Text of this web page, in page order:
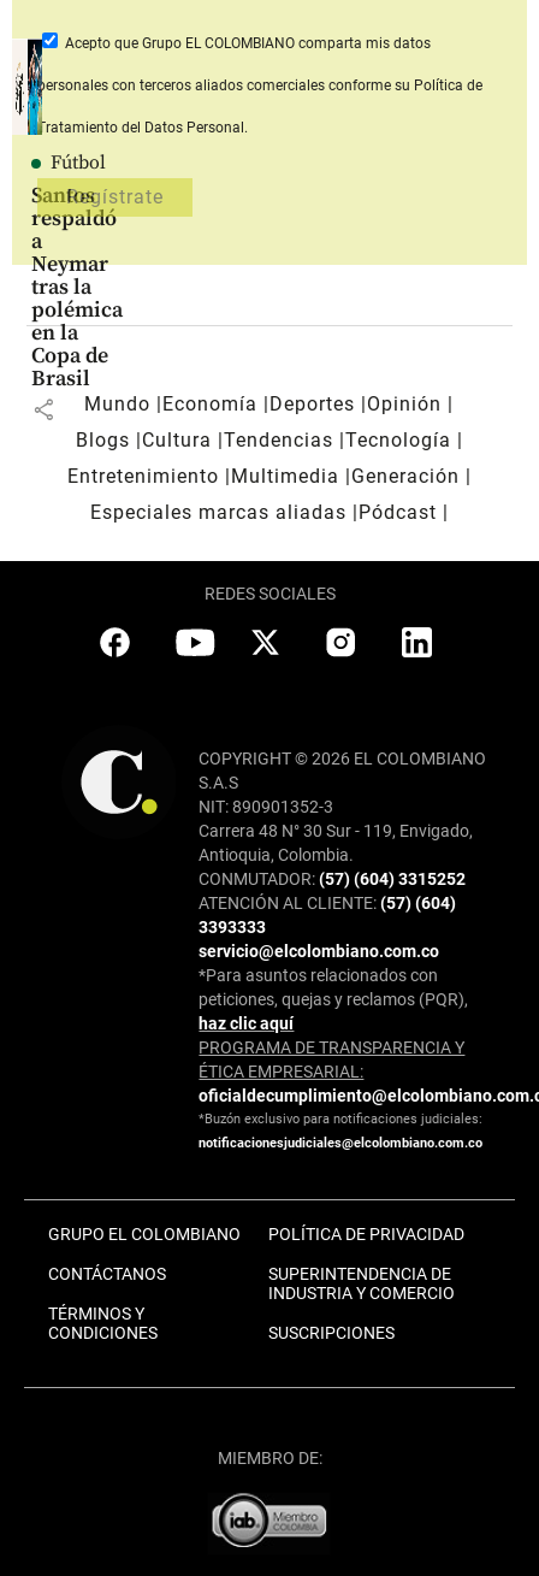
Fútbol
Santos
respaldó
a
Neymar
tras la
polémica
en la
Copa de
Brasil
share
Acepto que Grupo EL COLOMBIANOcomparta mis datos
personales con terceros aliados comerciales conforme su Política de
Tratamiento del Datos Personal.
Mundo Economía Deportes
Opinión
Blogs
Cultura Tendencias Tecnología
Entretenimiento
Multimedia
Generación
Especiales marcas aliadas
Pódcast
REDES SOCIALES
COPYRIGHT © 2026 EL COLOMBIANO
S.A.S
NIT: 890901352-3
Carrera 48 N° 30 Sur - 119, Envigado,
Antioquia, Colombia.
CONMUTADOR:(57) (604) 3315252
ATENCIÓN AL CLIENTE:(57) (604)
3393333
servicio@elcolombiano.com.co
*Para asuntos relacionados con
peticiones, quejas y reclamos (PQR),
haz clic aquí
PROGRAMA DE TRANSPARENCIA Y
ÉTICA EMPRESARIAL:
*Buzón exclusivo para notificaciones judiciales:
notificacionesjudiciales@elcolombiano.com.co
GRUPO EL COLOMBIANO
CONTÁCTANOS
TÉRMINOS Y
CONDICIONES
POLÍTICA DE PRIVACIDAD
SUPERINTENDENCIA DE
INDUSTRIA Y COMERCIO
SUSCRIPCIONES
MIEMBRO DE: